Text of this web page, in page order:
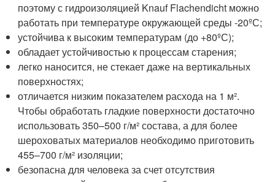
поэтому с гидроизоляцией Knauf Flachendicht можно
работать при температуре окружающей среды -20ºС;
устойчива к высоким температурам (до +80ºС);
обладает устойчивостью к процессам старения;
легко наносится, не стекает даже на вертикальных
поверхностях;
отличается низким показателем расхода на 1 м².
Чтобы обработать гладкие поверхности достаточно
использовать 350–500 г/м² состава, а для более
шероховатых материалов необходимо приготовить
455–700 г/м² изоляции;
безопасна для человека за счет отсутствия